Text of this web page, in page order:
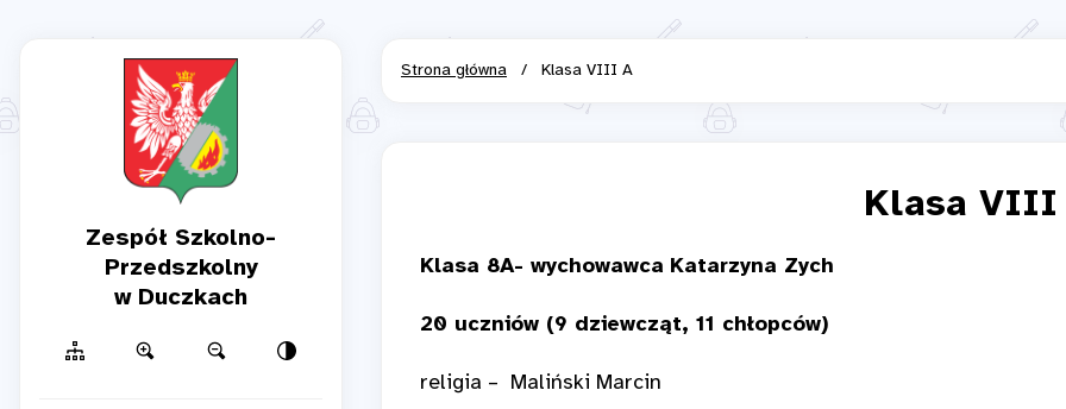
Zespół Szkolno-
Przedszkolny
w Duczkach
Strona główna / Klasa VIII A
Klasa VIII
Klasa 8A- wychowawca Katarzyna Zych
20 uczniów (9 dziewcząt, 11 chłopców)
religia – Maliński Marcin